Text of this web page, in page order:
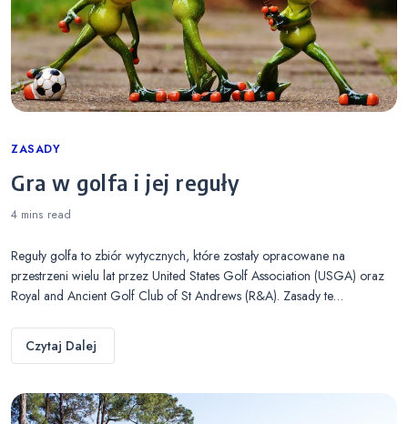
Categories
ZASADY
Gra w golfa i jej reguły
4 mins read
Reguły golfa to zbiór wytycznych, które zostały opracowane na
przestrzeni wielu lat przez United States Golf Association (USGA) oraz
Royal and Ancient Golf Club of St Andrews (R&A). Zasady te…
Czytaj Dalej